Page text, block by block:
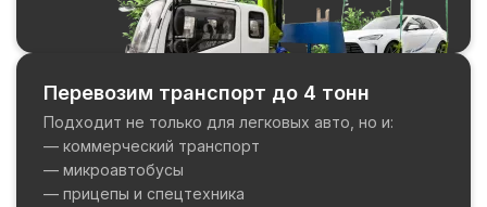
Перевозим транспорт до 4 тонн
Подходит не только для легковых авто, но и:
— коммерческий транспорт
— микроавтобусы
— прицепы и спецтехника